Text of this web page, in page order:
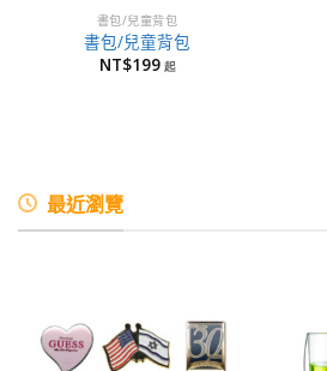
書包/兒童背包
書包/兒童背包
NT$199
最近瀏覽